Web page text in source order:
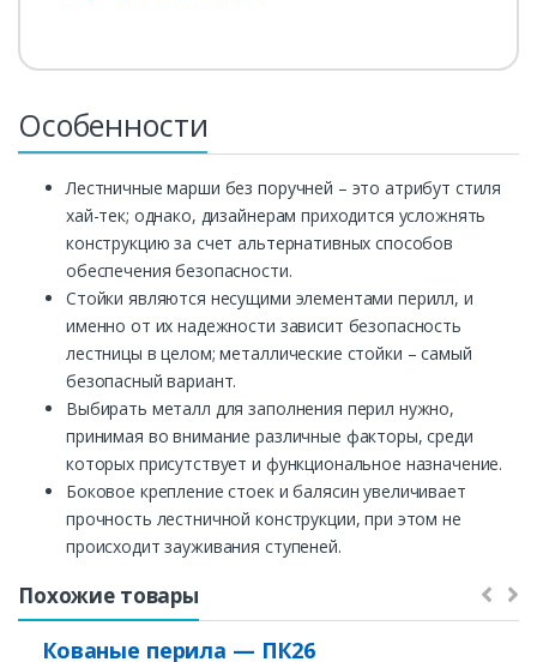
Особенности
Лестничные марши без поручней – это атрибут стиля
хай-тек; однако, дизайнерам приходится усложнять
конструкцию за счет альтернативных способов
обеспечения безопасности.
Стойки являются несущими элементами перилл, и
именно от их надежности зависит безопасность
лестницы в целом; металлические стойки – самый
безопасный вариант.
Выбирать металл для заполнения перил нужно,
принимая во внимание различные факторы, среди
которых присутствует и функциональное назначение.
Боковое крепление стоек и балясин увеличивает
прочность лестничной конструкции, при этом не
происходит зауживания ступеней.
Похожие товары
Кованые перила — ПК26